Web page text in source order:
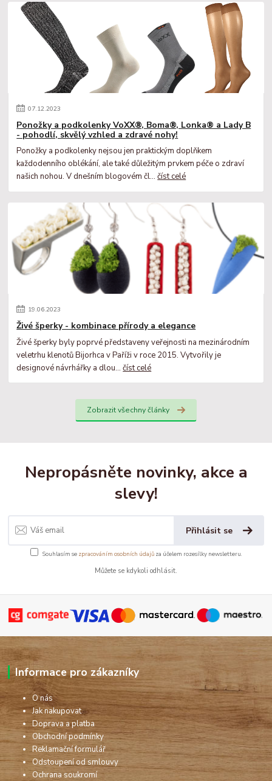
07.12.2023
Ponožky a podkolenky VoXX®, Boma®, Lonka® a Lady B
- pohodlí, skvělý vzhled a zdravé nohy!
Ponožky a podkolenky nejsou jen praktickým doplňkem
každodenního oblékání, ale také důležitým prvkem péče o zdraví
našich nohou. V dnešním blogovém čl...číst celé
19.06.2023
Živé šperky - kombinace přírody a elegance
Živé šperky byly poprvé představeny veřejnosti na mezinárodním
veletrhu klenotů Bijorhca v Paříži v roce 2015. Vytvořily je
designové návrhářky a dlou...číst celé
Zobrazit všechny články
Nepropásněte novinky, akce a
slevy!
Přihlásit se
Souhlasím se zpracováním osobních údajůza účelem rozesílky newsletteru.
Můžete se kdykoli odhlásit.
Informace pro zákazníky
O nás
Jak nakupovat
Doprava a platba
Obchodní podmínky
Reklamační formulář
Odstoupení od smlouvy
Ochrana soukromí